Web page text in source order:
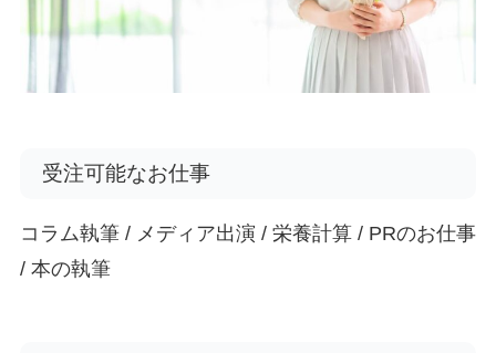
受注可能なお仕事
コラム執筆 / メディア出演 / 栄養計算 / PRのお仕事
/ 本の執筆